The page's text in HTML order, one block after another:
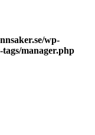
wp-
manager.php